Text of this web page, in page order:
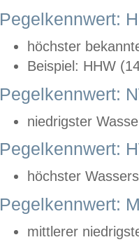
Pegelkennwert:
höchster
Beispiel: HHW
Pegelkennwert:
niedrigster
Pegelkennwert:
höchster
Pegelkennwert:
mittlerer